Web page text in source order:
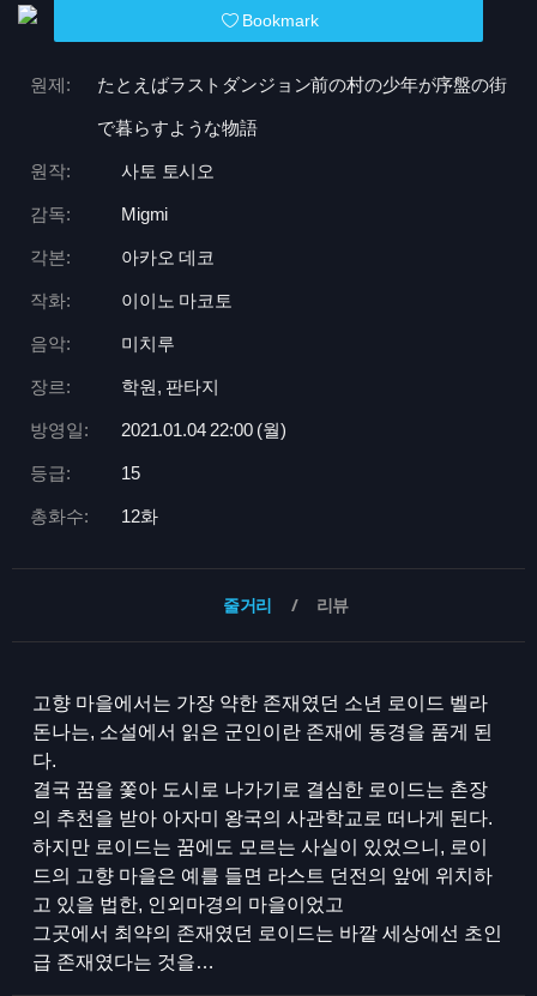
Bookmark
원제: たとえばラストダンジョン前の村の少年が序盤の街
で暮らすような物語
원작: 사토 토시오
감독: Migmi
각본: 아카오 데코
작화: 이이노 마코토
음악: 미치루
장르: 학원, 판타지
방영일: 2021.01.04 22:00 (월)
등급: 15
총화수: 12화
줄거리 리뷰
고향 마을에서는 가장 약한 존재였던 소년 로이드 벨라
돈나는, 소설에서 읽은 군인이란 존재에 동경을 품게 된
다.
결국 꿈을 쫓아 도시로 나가기로 결심한 로이드는 촌장
의 추천을 받아 아자미 왕국의 사관학교로 떠나게 된다.
하지만 로이드는 꿈에도 모르는 사실이 있었으니, 로이
드의 고향 마을은 예를 들면 라스트 던전의 앞에 위치하
고 있을 법한, 인외마경의 마을이었고
그곳에서 최약의 존재였던 로이드는 바깥 세상에선 초인
급 존재였다는 것을…